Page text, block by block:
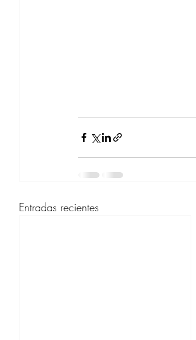
Entradas recientes